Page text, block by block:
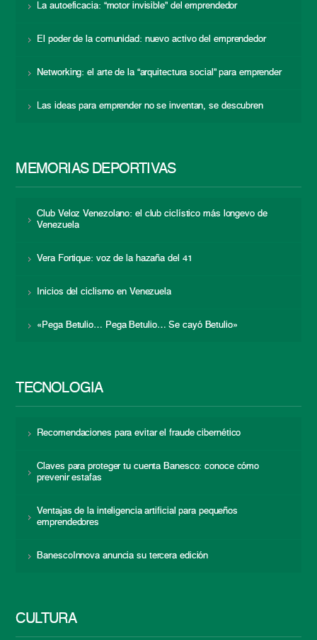
La autoeficacia: “motor invisible” del emprendedor
El poder de la comunidad: nuevo activo del emprendedor
Networking: el arte de la “arquitectura social” para emprender
Las ideas para emprender no se inventan, se descubren
MEMORIAS DEPORTIVAS
Club Veloz Venezolano: el club ciclístico más longevo de
Venezuela
Vera Fortique: voz de la hazaña del 41
Inicios del ciclismo en Venezuela
«Pega Betulio… Pega Betulio… Se cayó Betulio»
TECNOLOGÍA
Recomendaciones para evitar el fraude cibernético
Claves para proteger tu cuenta Banesco: conoce cómo
prevenir estafas
Ventajas de la inteligencia artificial para pequeños
emprendedores
BanescoInnova anuncia su tercera edición
CULTURA